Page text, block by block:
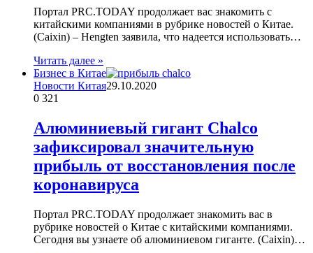
Портал PRC.TODAY продолжает вас знакомить с
китайскими компаниями в рубрике новостей о Китае.
(Caixin) – Hengten заявила, что надеется использовать…
Читать далее »
Бизнес в Китае
Новости Китая29.10.2020
0 321
Алюминиевый гигант Chalco
зафиксировал значительную
прибыль от восстановления после
коронавируса
Портал PRC.TODAY продолжает знакомить вас в
рубрике новостей о Китае с китайскими компаниями.
Сегодня вы узнаете об алюминиевом гиганте. (Caixin)…